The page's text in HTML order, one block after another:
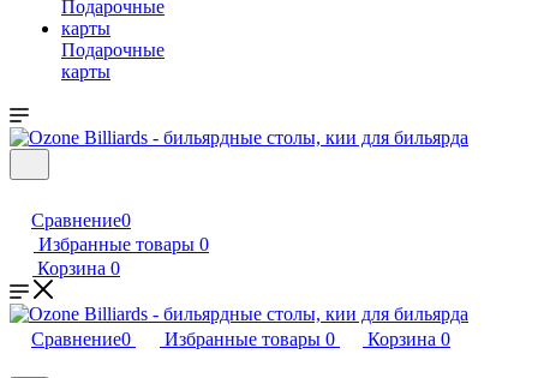
Подарочные
карты
Сравнение0
Избранные товары 0
Корзина 0
Сравнение0 Избранные товары 0 Корзина 0